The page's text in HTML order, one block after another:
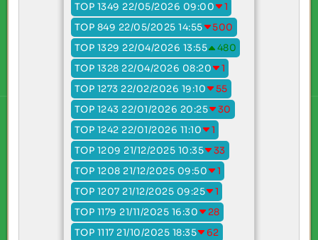
TOP 1349 22/05/2026 09:00
1
TOP 849 22/05/2025 14:55
500
TOP 1329 22/04/2026 13:55
480
TOP 1328 22/04/2026 08:20
1
TOP 1273 22/02/2026 19:10
55
TOP 1243 22/01/2026 20:25
30
TOP 1242 22/01/2026 11:10
1
TOP 1209 21/12/2025 10:35
33
TOP 1208 21/12/2025 09:50
1
TOP 1207 21/12/2025 09:25
1
TOP 1179 21/11/2025 16:30
28
TOP 1117 21/10/2025 18:35
62